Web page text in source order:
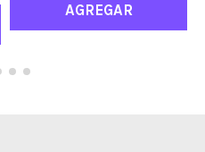
AGREGAR